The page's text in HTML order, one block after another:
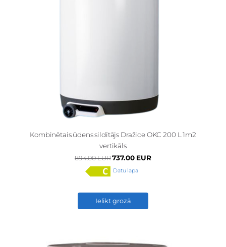
Kombinētais ūdens sildītājs Dražice OKC 200 L 1m2
vertikāls
894.00 EUR737.00 EUR
Datu lapa
Ielikt grozā